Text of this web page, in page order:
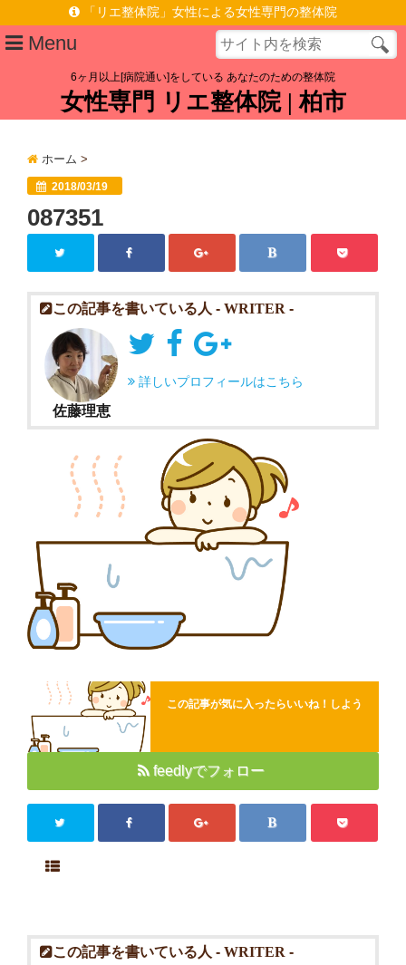
「リエ整体院」女性による女性専門の整体院
Menu
プロフィール
症状メニュー
慢性腰痛を根本原因から改善へ | 女性専門 | 柏駅東口徒歩6分
脊柱管狭窄症なら | 女性専門 リエ整体院 | 柏駅東口徒歩6分
お客様の声
アクセス
6ヶ月以上[病院通い]をしている あなたのための整体院
女性専門 リエ整体院 | 柏市
ホーム >
2018/03/19
087351
この記事を書いている人 - WRITER -
佐藤理恵
詳しいプロフィールはこちら
この記事が気に入ったらいいね！しよう
feedlyでフォロー
この記事を書いている人 - WRITER -